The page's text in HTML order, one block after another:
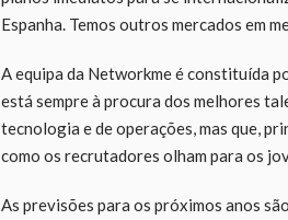
Espanha. Temos outros mercados em
A equipa da Networkme é constituída
está sempre à procura dos melhores
tecnologia e de operações, mas que,
como os recrutadores olham para os
As previsões para os próximos anos